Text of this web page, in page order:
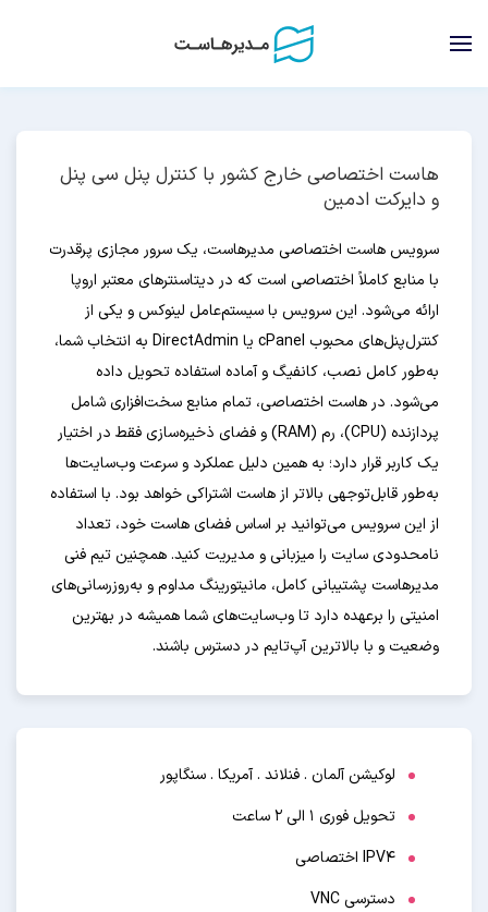
هاست اختصاصی خارج کشور با کنترل پنل سی پنل
و دایرکت ادمین
سرویس هاست اختصاصی مدیرهاست، یک سرور مجازی پرقدرت
با منابع کاملاً اختصاصی است که در دیتاسنترهای معتبر اروپا
ارائه می‌شود. این سرویس با سیستم‌عامل لینوکس و یکی از
کنترل‌پنل‌های محبوب cPanel یا DirectAdmin به انتخاب شما،
به‌طور کامل نصب، کانفیگ و آماده استفاده تحویل داده
می‌شود. در هاست اختصاصی، تمام منابع سخت‌افزاری شامل
پردازنده (CPU)، رم (RAM) و فضای ذخیره‌سازی فقط در اختیار
یک کاربر قرار دارد؛ به همین دلیل عملکرد و سرعت وب‌سایت‌ها
به‌طور قابل‌توجهی بالاتر از هاست اشتراکی خواهد بود. با استفاده
از این سرویس می‌توانید بر اساس فضای هاست خود، تعداد
نامحدودی سایت را میزبانی و مدیریت کنید. همچنین تیم فنی
مدیرهاست پشتیبانی کامل، مانیتورینگ مداوم و به‌روزرسانی‌های
امنیتی را برعهده دارد تا وب‌سایت‌های شما همیشه در بهترین
وضعیت و با بالاترین آپ‌تایم در دسترس باشند.
لوکیشن آلمان . فنلاند . آمریکا . سنگاپور
تحویل فوری ۱ الی ۲ ساعت
IPV4 اختصاصی
دسترسی VNC